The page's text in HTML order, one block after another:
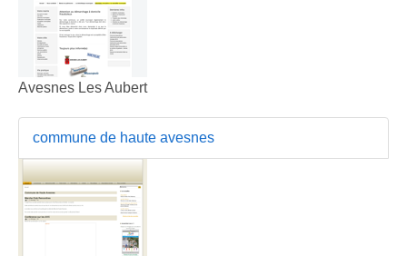
Avesnes Les Aubert
commune de haute avesnes